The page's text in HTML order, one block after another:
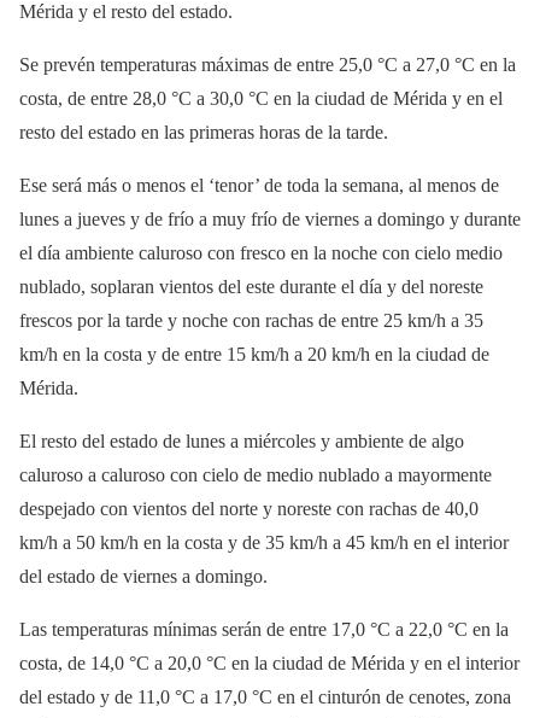
Mérida y el resto del estado.
Se prevén temperaturas máximas de entre 25,0 °C a 27,0 °C en la
costa, de entre 28,0 °C a 30,0 °C en la ciudad de Mérida y en el
resto del estado en las primeras horas de la tarde.
Ese será más o menos el ‘tenor’ de toda la semana, al menos de
lunes a jueves y de frío a muy frío de viernes a domingo y durante
el día ambiente caluroso con fresco en la noche con cielo medio
nublado, soplaran vientos del este durante el día y del noreste
frescos por la tarde y noche con rachas de entre 25 km/h a 35
km/h en la costa y de entre 15 km/h a 20 km/h en la ciudad de
Mérida.
El resto del estado de lunes a miércoles y ambiente de algo
caluroso a caluroso con cielo de medio nublado a mayormente
despejado con vientos del norte y noreste con rachas de 40,0
km/h a 50 km/h en la costa y de 35 km/h a 45 km/h en el interior
del estado de viernes a domingo.
Las temperaturas mínimas serán de entre 17,0 °C a 22,0 °C en la
costa, de 14,0 °C a 20,0 °C en la ciudad de Mérida y en el interior
del estado y de 11,0 °C a 17,0 °C en el cinturón de cenotes, zona